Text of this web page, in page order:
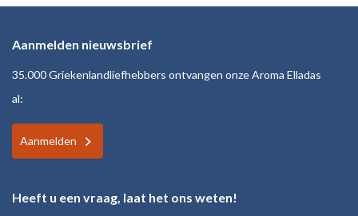
Aanmelden nieuwsbrief
35.000 Griekenlandliefhebbers ontvangen onze Aroma Elladas
al:
Aanmelden
Heeft u een vraag, laat het ons weten!